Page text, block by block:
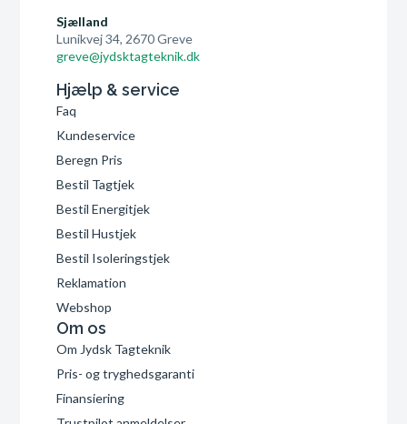
Sjælland
Lunikvej 34, 2670 Greve
greve@jydsktagteknik.dk
Hjælp & service
Faq
Kundeservice
Beregn Pris
Bestil Tagtjek
Bestil Energitjek
Bestil Hustjek
Bestil Isoleringstjek
Reklamation
Webshop
Om os
Om Jydsk Tagteknik
Pris- og tryghedsgaranti
Finansiering